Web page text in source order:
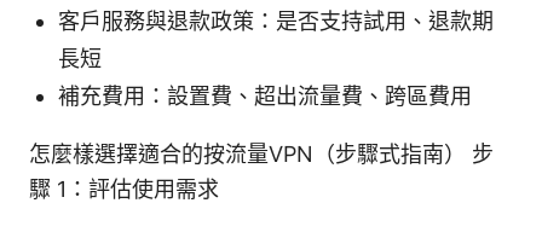
客戶服務與退款政策：是否支持試用、退款期
長短
補充費用：設置費、超出流量費、跨區費用
怎麼樣選擇適合的按流量VPN（步驟式指南） 步
驟 1：評估使用需求